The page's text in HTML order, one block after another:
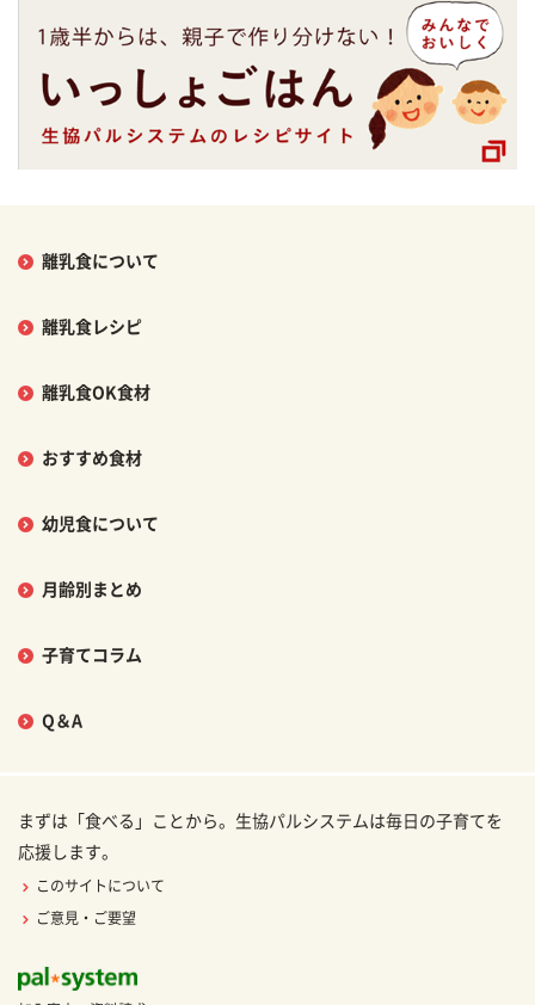
離乳食について
離乳食レシピ
離乳食OK食材
おすすめ食材
幼児食について
月齢別まとめ
子育てコラム
Q＆A
まずは「食べる」ことから。生協パルシステムは毎日の子育てを
応援します。
このサイトについて
ご意見・ご要望